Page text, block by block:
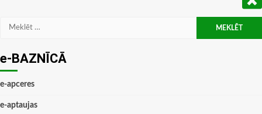
Meklēt:
e-BAZNĪCĀ
e-apceres
e-aptaujas